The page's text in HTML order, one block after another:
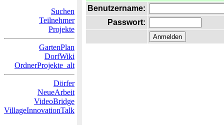
Suchen
Teilnehmer
Projekte
GartenPlan
DorfWiki
OrdnerProjekte_alt
Dörfer
NeueArbeit
VideoBridge
VillageInnovationTalk
Benutzername:
Passwort: